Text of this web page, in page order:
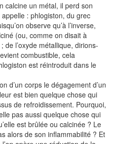
calcine un métal, il perd son
: phlogiston, du grec
observe qu’à l’inverse,
(ou, comme on disait à
de l’oxyde métallique, dirions-
combustible, cela
est réintroduit dans le
d’un corps le dégagement d’un
est bien quelque chose qui
de refroidissement. Pourquoi,
pas aussi quelque chose qui
est brûlée ou calcinée ? Le
alors de son inflammabilité ? Et